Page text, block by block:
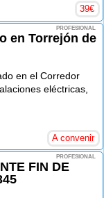
39€
PROFESIONAL
en Torrejón de
en el Corredor
eléctricas,
A convenir
PROFESIONAL
FIN DE